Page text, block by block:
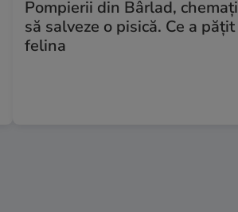
Pompierii din Bârlad, chemați
să salveze o pisică. Ce a pățit
felina